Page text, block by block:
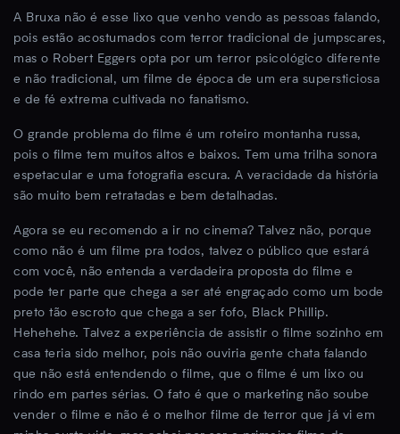
A Bruxa não é esse lixo que venho vendo as pessoas falando,
pois estão acostumados com terror tradicional de jumpscares,
mas o Robert Eggers opta por um terror psicológico diferente
e não tradicional, um filme de época de um era supersticiosa
e de fé extrema cultivada no fanatismo.
O grande problema do filme é um roteiro montanha russa,
pois o filme tem muitos altos e baixos. Tem uma trilha sonora
espetacular e uma fotografia escura. A veracidade da história
são muito bem retratadas e bem detalhadas.
Agora se eu recomendo a ir no cinema? Talvez não, porque
como não é um filme pra todos, talvez o público que estará
com você, não entenda a verdadeira proposta do filme e
pode ter parte que chega a ser até engraçado como um bode
preto tão escroto que chega a ser fofo, Black Phillip.
Hehehehe. Talvez a experiência de assistir o filme sozinho em
casa teria sido melhor, pois não ouviria gente chata falando
que não está entendendo o filme, que o filme é um lixo ou
rindo em partes sérias. O fato é que o marketing não soube
vender o filme e não é o melhor filme de terror que já vi em